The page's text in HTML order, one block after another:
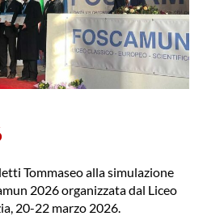
Tommaseo alla simulazione
2026 organizzata dal Liceo
20-22 marzo 2026.